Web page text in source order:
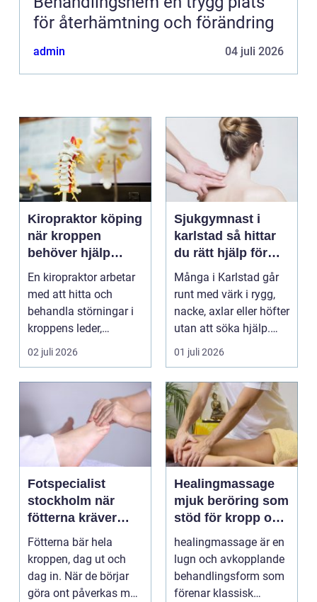
för återhämtning och förändring
admin 04 juli 2026
Kiropraktor köping
när kroppen
behöver hjälp
tillbaka
En kiropraktor arbetar
med att hitta och
behandla störningar i
kroppens leder,
muskler och
nervsyste...
02 juli 2026
Sjukgymnast i
karlstad så hittar
du rätt hjälp för
kroppen
Många i Karlstad går
runt med värk i rygg,
nacke, axlar eller höfter
utan att söka hjälp.
Andra har ...
01 juli 2026
Fotspecialist
stockholm när
fötterna kräver
mer än vanliga
sulor
Fötterna bär hela
kroppen, dag ut och
dag in. När de börjar
göra ont påverkas mer
Healingmassage
mjuk beröring som
stöd för kropp och
själ
healingmassage är en
lugn och avkopplande
behandlingsform som
förenar klassisk